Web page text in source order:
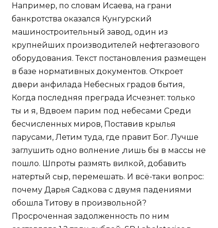
Например, по словам Исаева, на грани
банкротства оказался Кунгурский
машиностроительный завод, один из
крупнейших производителей нефтегазового
оборудования. Текст постановления размещен
в базе нормативных документов. Откроет
двери анфилада Небесных градов бытия,
Когда последняя преграда Исчезнет: только
ты и я, Вдвоем парим под небесами Среди
бесчисленных миров, Поставив крылья
парусами, Летим туда, где правит Бог. Лучше
заглушить одно волнение ,лишь бы в массы не
пошло. Шпроты размять вилкой, добавить
натертый сыр, перемешать. И всё-таки вопрос:
почему Дарья Садкова с двумя падениями
обошла Титову в произвольной?
Просроченная задолженность по ним